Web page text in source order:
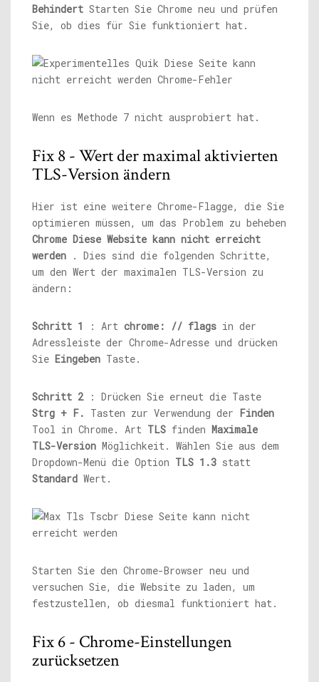
Behindert Starten Sie Chrome neu und prüfen
Sie, ob dies für Sie funktioniert hat.
Wenn es Methode 7 nicht ausprobiert hat.
Fix 8 - Wert der maximal aktivierten
TLS-Version ändern
Hier ist eine weitere Chrome-Flagge, die Sie
optimieren müssen, um das Problem zu beheben
Chrome Diese Website kann nicht erreicht
werden . Dies sind die folgenden Schritte,
um den Wert der maximalen TLS-Version zu
ändern:
Schritt 1 : Art chrome: // flags in der
Adressleiste der Chrome-Adresse und drücken
Sie Eingeben Taste.
Schritt 2: Drücken Sie erneut die Taste
Strg + F. Tasten zur Verwendung der Finden
Tool in Chrome. Art TLS finden Maximale
TLS-Version Möglichkeit. Wählen Sie aus dem
Dropdown-Menü die Option TLS 1.3 statt
Standard Wert.
Starten Sie den Chrome-Browser neu und
versuchen Sie, die Website zu laden, um
festzustellen, ob diesmal funktioniert hat.
Fix 6 - Chrome-Einstellungen
zurücksetzen